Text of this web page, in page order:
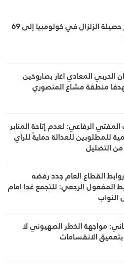
ارتفاع حصيلة الزلزال في كولومبيا إلى 69
الحربي المعادي اغار بصاروخين
منطقة مشاع المنصوري
الرفاعي: لعدم إتاحة المنابر
للمطلوبين للعدالة حمايةً للرأي
من التضليل
القطاع العام جدد رفضه
المفعول الرجعي: للتجمع غدا امام
مواجهة الخطر الصهيوني لا
الانقسامات